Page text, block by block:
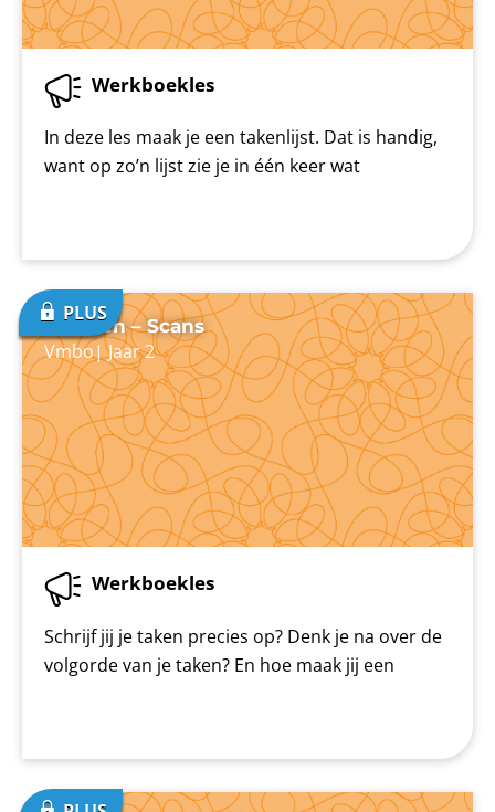
Werkboekles
In deze les maak je een takenlijst. Dat is handig,
want op zo’n lijst zie je in één keer wat
Plannen – Scans
Vmbo|Jaar 2
Werkboekles
Schrijf jij je taken precies op? Denk je na over de
volgorde van je taken? En hoe maak jij een